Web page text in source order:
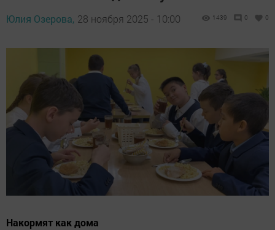
Юлия Озерова, 28 ноября 2025 - 10:00 1439 0 0
Накормят как дома